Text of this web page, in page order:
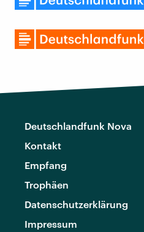
Deutschlandfunk Nova
Kontakt
Empfang
Trophäen
Datenschutzerklärung
Impressum